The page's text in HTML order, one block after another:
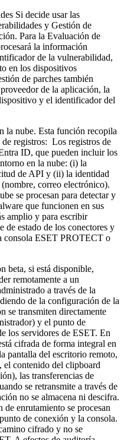
Si decide usar las
y Gestión de
Para la Evaluación de
la información
de la vulnerabilidad,
en los dispositivos
de parches también
de la aplicación, la
y el identificador del
la nube. Esta función recopila
registros: Los registros de
ID, que pueden incluir los
en la nube: (i) la
de API y (ii) la identidad
correo electrónico).
se procesan para detectar y
que funcionen en sus
amplio y para escribir
de estado de los conectores y
consola ESET PROTECT o
beta, si está disponible,
remotamente a un
a través de la
de la configuración de la
se transmiten directamente
y el punto de
los servidores de ESET. En
cifrada de forma integral en
pantalla del escritorio remoto,
el contenido del clipboard
las transferencias de
se retransmite a través de
no se almacena ni descifra.
enrutamiento se procesan
de conexión y la consola.
cifrado y no se